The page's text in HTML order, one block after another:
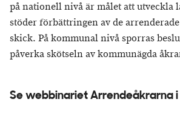
på nationell nivå är målet att utveckla
stöder förbättringen av de
skick. På kommunal nivå sporras
påverka skötseln av kommunägda
Se webbinariet Arrendeåkrarna i